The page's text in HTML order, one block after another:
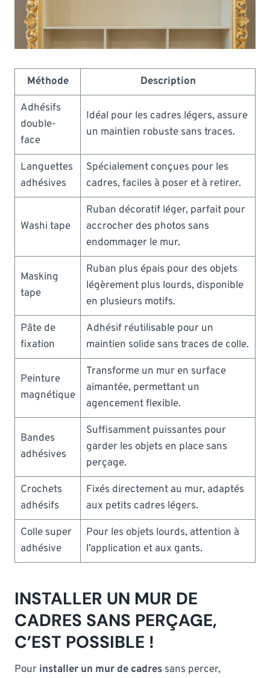
Méthode
Description
Adhésifs
double-
face
Idéal pour les cadres légers, assure
un maintien robuste sans traces.
Languettes
adhésives
Spécialement conçues pour les
cadres, faciles à poser et à retirer.
Washi tape
Ruban décoratif léger, parfait pour
accrocher des photos sans
endommager le mur.
Masking
tape
Ruban plus épais pour des objets
légèrement plus lourds, disponible
en plusieurs motifs.
Pâte de
fixation
Adhésif réutilisable pour un
maintien solide sans traces de colle.
Peinture
magnétique
Transforme un mur en surface
aimantée, permettant un
agencement flexible.
Bandes
adhésives
Suffisamment puissantes pour
garder les objets en place sans
perçage.
Crochets
adhésifs
Fixés directement au mur, adaptés
aux petits cadres légers.
Colle super
adhésive
Pour les objets lourds, attention à
l’application et aux gants.
INSTALLER UN MUR DE
CADRES SANS PERÇAGE,
C’EST POSSIBLE !
Pour installer un mur de cadres sans percer,